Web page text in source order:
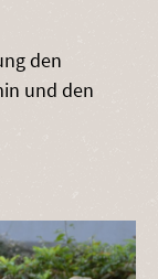
den
und den